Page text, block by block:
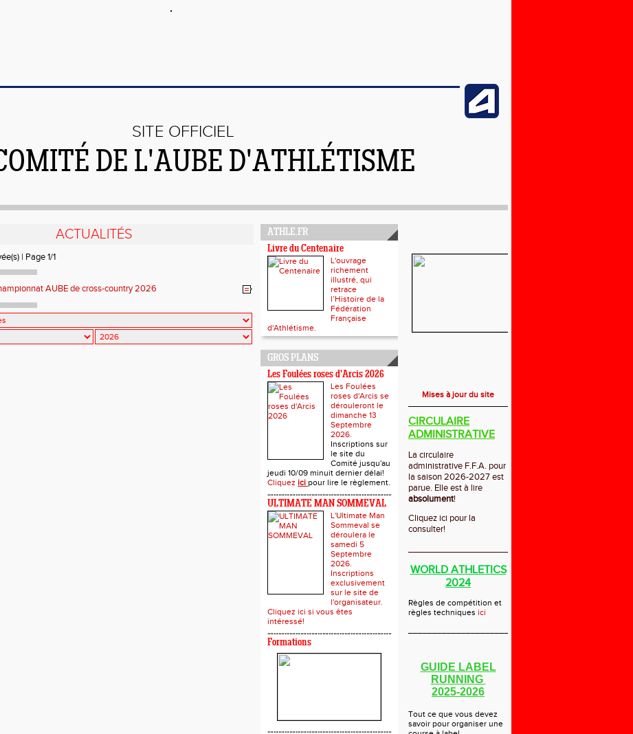
SITE OFFICIEL
DE L'AUBE D'ATHLÉTISME
ACTUALITÉS
| Page 1/1
AUBE de cross-country 2026
ATHLE.FR
Livre du Centenaire
L'ouvrage
richement
illustré, qui
retrace
l’Histoire de la
Fédération
Française
d'Athlétisme.
GROS PLANS
Les Foulées roses d'Arcis 2026
Les Foulées
roses d'Arcis se
dérouleront le
dimanche 13
Septembre
2026.
Inscriptions sur
le site du
Comité jusqu'au
jeudi 10/09 minuit dernier délai!
Cliquez ici pour lire le règlement.
ULTIMATE MAN SOMMEVAL
L'Ultimate Man
Sommeval se
déroulera le
samedi 5
Septembre
2026.
Inscriptions
exclusivement
sur le site de
l'organisateur.
Cliquez ici si vous êtes
intéressé!
Formations
Mises à jour du site
CIRCULAIRE
ADMINISTRATIVE
La circulaire
administrative F.F.A. pour
la saison 2026-2027 est
parue. Elle est à lire
absolument!
Cliquez ici pour la
consulter!
WORLD ATHLETICS
2024
Règles de compétition et
règles techniques ici
GUIDE LABEL
RUNNING
2025-2026
Tout ce que vous devez
savoir pour organiser une